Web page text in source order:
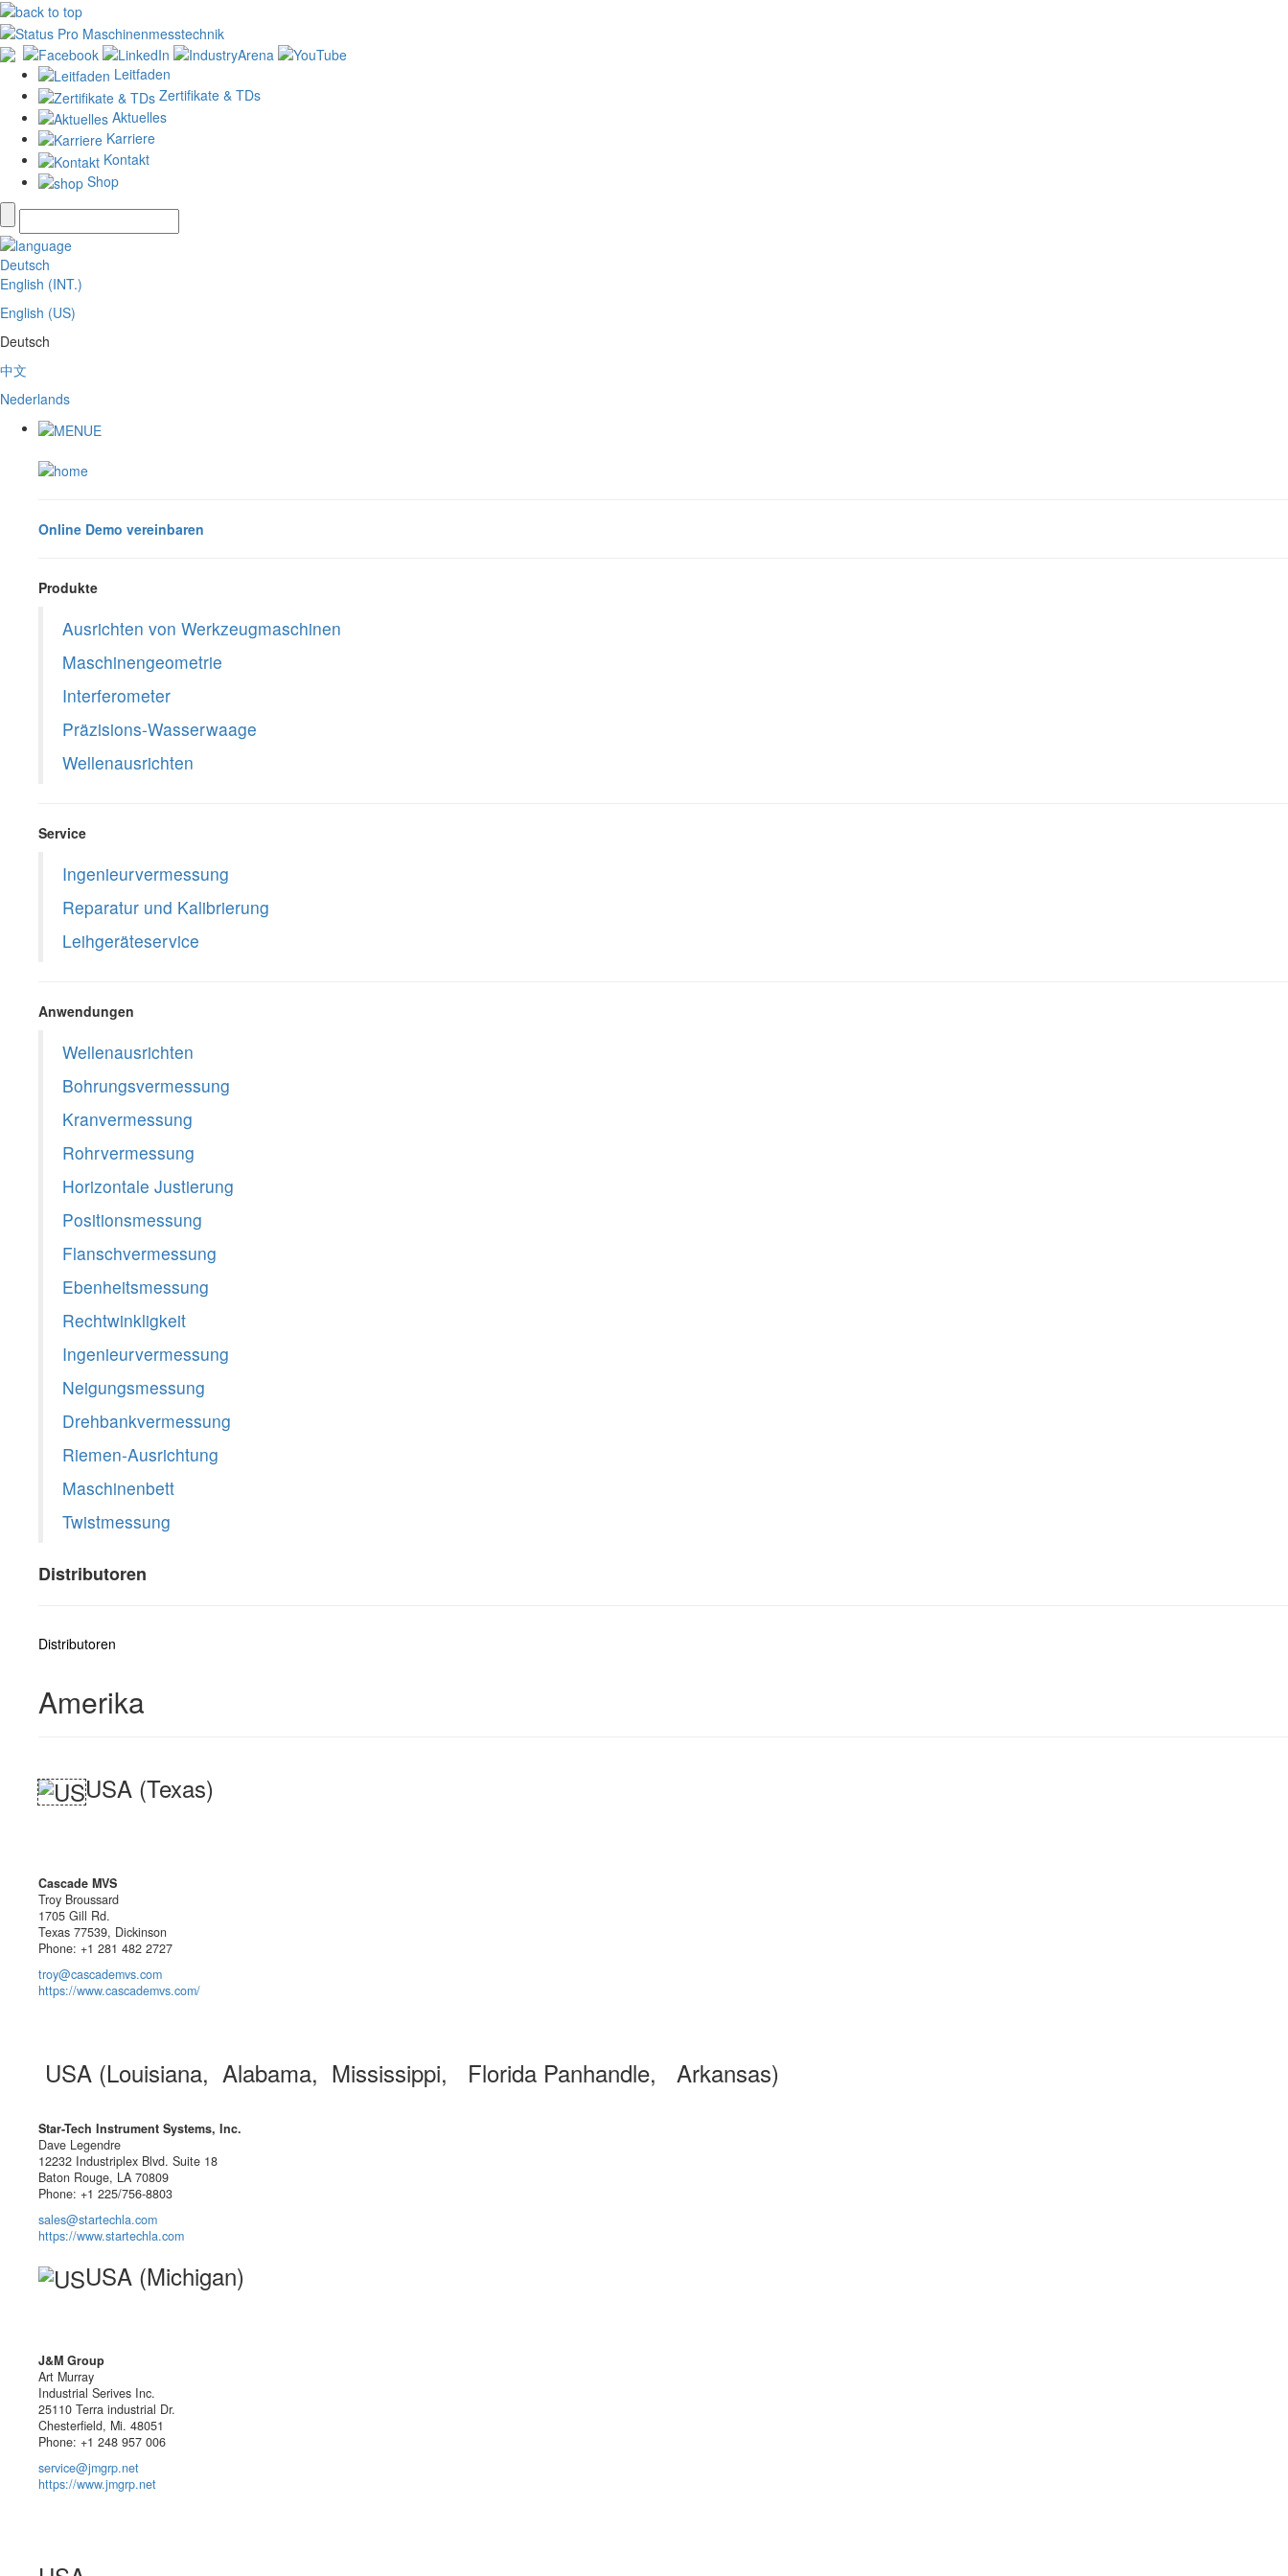
Leitfaden
Zertifikate & TDs
Aktuelles
Karriere
Kontakt
Shop
Deutsch
English (INT.)
English (US)
Deutsch
中文
Nederlands
Online Demo vereinbaren
Produkte
Ausrichten von Werkzeugmaschinen
Maschinengeometrie
Interferometer
Präzisions-Wasserwaage
Wellenausrichten
Service
Ingenieurvermessung
Reparatur und Kalibrierung
Leihgeräteservice
Anwendungen
Wellenausrichten
Bohrungsvermessung
Kranvermessung
Rohrvermessung
Horizontale Justierung
Positionsmessung
Flanschvermessung
Ebenheitsmessung
Rechtwinkligkeit
Ingenieurvermessung
Neigungsmessung
Drehbankvermessung
Riemen-Ausrichtung
Maschinenbett
Twistmessung
Distributoren
Distributoren
Amerika
USA (Texas)
Cascade MVS
Troy Broussard
1705 Gill Rd.
Texas 77539, Dickinson
Phone: +1 281 482 2727
troy@cascademvs.com
https://www.cascademvs.com/
USA (Louisiana, Alabama, Mississippi, Florida Panhandle, Arkansas)
Star-Tech Instrument Systems, Inc.
Dave Legendre
12232 Industriplex Blvd. Suite 18
Baton Rouge, LA 70809
Phone: +1 225/756-8803
sales@startechla.com
https://www.startechla.com
USA (Michigan)
J&M Group
Art Murray
Industrial Serives Inc.
25110 Terra industrial Dr.
Chesterfield, Mi. 48051
Phone: +1 248 957 006
service@jmgrp.net
https://www.jmgrp.net